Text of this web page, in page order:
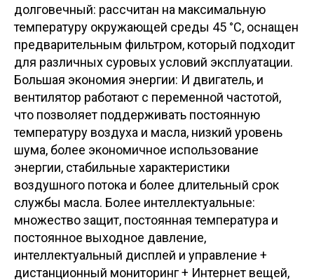
долговечный: рассчитан на максимальную
температуру окружающей среды 45 °C, оснащен
предварительным фильтром, который подходит
для различных суровых условий эксплуатации.
Большая экономия энергии: И двигатель, и
вентилятор работают с переменной частотой,
что позволяет поддерживать постоянную
температуру воздуха и масла, низкий уровень
шума, более экономичное использование
энергии, стабильные характеристики
воздушного потока и более длительный срок
службы масла. Более интеллектуальные:
множество защит, постоянная температура и
постоянное выходное давление,
интеллектуальный дисплей и управление +
дистанционный мониторинг + Интернет вещей,